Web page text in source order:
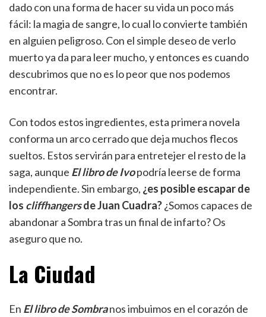
dado con una forma de hacer su vida un poco más
fácil: la magia de sangre, lo cual lo convierte también
en alguien peligroso. Con el simple deseo de verlo
muerto ya da para leer mucho, y entonces es cuando
descubrimos que no es lo peor que nos podemos
encontrar.
Con todos estos ingredientes, esta primera novela
conforma un arco cerrado que deja muchos flecos
sueltos. Estos servirán para entretejer el resto de la
saga, aunque El libro de Ivopodría leerse de forma
independiente. Sin embargo, ¿es posible escapar de
los cliffhangersde Juan Cuadra?¿Somos capaces de
abandonar a Sombra tras un final de infarto? Os
aseguro que no.
La Ciudad
En El libro de Sombranos imbuimos en el corazón de